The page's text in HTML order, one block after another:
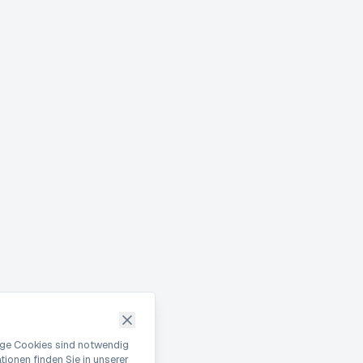
Cookies sind notwendig
finden Sie in unserer